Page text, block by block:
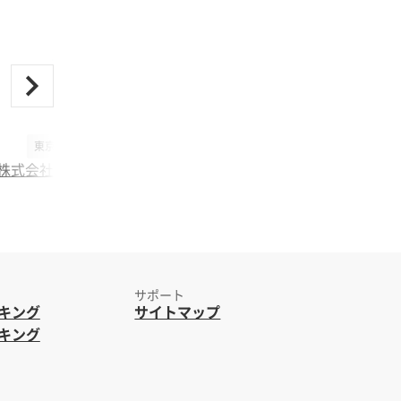
東京都／その他製造
式会社テクノフレックス
ング
ング
サポート
サイトマップ